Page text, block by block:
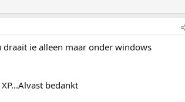
ie alleen maar onder windows
bedankt